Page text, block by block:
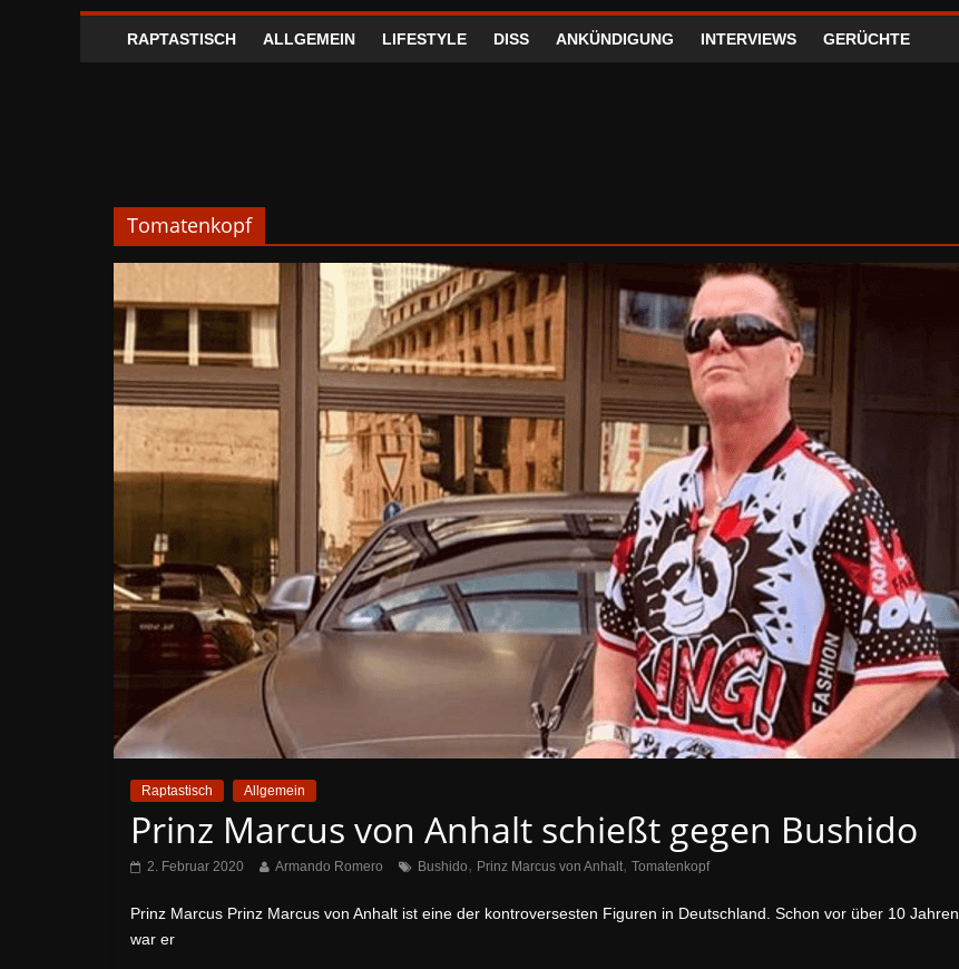
RAPTASTISCH ALLGEMEIN LIFESTYLE DISS ANKÜNDIGUNG INTERVIEWS GERÜCHTE
Tomatenkopf
Raptastisch Allgemein
Prinz Marcus von Anhalt schießt gegen Bushido
2. Februar 2020 Armando Romero Bushido, Prinz Marcus von Anhalt, Tomatenkopf
Prinz Marcus Prinz Marcus von Anhalt ist eine der kontroversesten Figuren in Deutschland. Schon vor über 10 Jahren
war er